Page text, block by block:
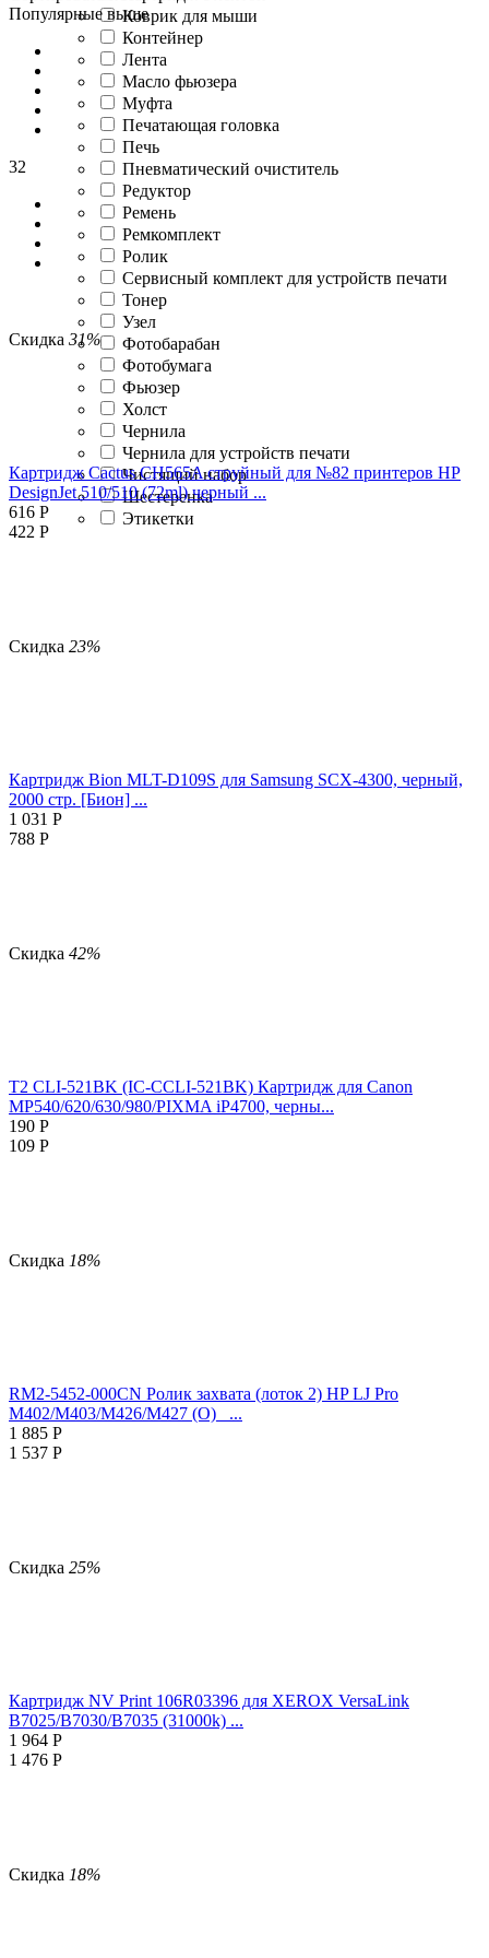
Коврик для мыши
Контейнер
Лента
Масло фьюзера
Муфта
Печатающая головка
Печь
Пневматический очиститель
Редуктор
Ремень
Ремкомплект
Ролик
Сервисный комплект для устройств печати
Тонер
Узел
Фотобарабан
Фотобумага
Фьюзер
Холст
Чернила
Чернила для устройств печати
Чистящий набор
Шестеренка
Этикетки
Популярные выше
32
Скидка 31%
Картридж Cactus CH565A струйный для №82 принтеров HP
DesignJet 510/510 (72ml) черный ...
616 Р
422 Р
Скидка 23%
Картридж Bion MLT-D109S для Samsung SCX-4300, черный,
2000 стр. [Бион] ...
1 031 Р
788 Р
Скидка 42%
T2 CLI-521BK (IC-CCLI-521BK) Картридж для Canon
MP540/620/630/980/PIXMA iP4700, черны...
190 Р
109 Р
Скидка 18%
RM2-5452-000CN Ролик захвата (лоток 2) HP LJ Pro
M402/M403/M426/M427 (O)_ ...
1 885 Р
1 537 Р
Скидка 25%
Картридж NV Print 106R03396 для XEROX VersaLink
B7025/B7030/B7035 (31000k) ...
1 964 Р
1 476 Р
Скидка 18%